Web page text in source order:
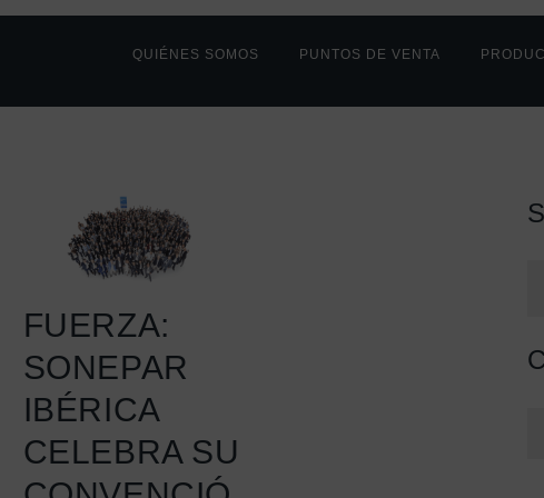
QUIÉNES SOMOS PUNTOS DE VENTA
HOME
PRODUCTOS
ÚNETE A
NOSOTROS
CONTACTO
NOTICIAS
FUERZA:
SONEPAR
IBÉRICA
CELEBRA SU